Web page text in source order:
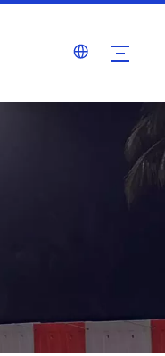
PROYECTOS